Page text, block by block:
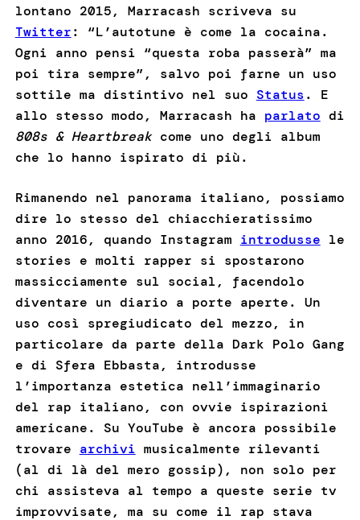
lontano 2015, Marracash scriveva su
Twitter: “L’autotune è come la cocaina.
Ogni anno pensi “questa roba passerà” ma
poi tira sempre”, salvo poi farne un uso
sottile ma distintivo nel suo Status. E
allo stesso modo, Marracash ha parlato di
808s & Heartbreakcome uno degli album
che lo hanno ispirato di più.
Rimanendo nel panorama italiano, possiamo
dire lo stesso del chiacchieratissimo
anno 2016, quando Instagram introdusse le
stories e molti rapper si spostarono
massicciamente sul social, facendolo
diventare un diario a porte aperte. Un
uso così spregiudicato del mezzo, in
particolare da parte della Dark Polo Gang
e di Sfera Ebbasta, introdusse
l’importanza estetica nell’immaginario
del rap italiano, con ovvie ispirazioni
americane. Su YouTube è ancora possibile
trovare archivi musicalmente rilevanti
(al di là del mero gossip), non solo per
chi assisteva al tempo a queste serie tv
improvvisate, ma su come il rap stava